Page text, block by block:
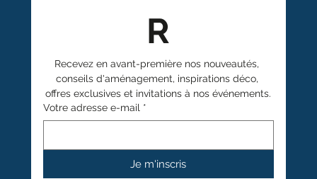
R
Recevez en avant-première nos nouveautés,
conseils d'aménagement, inspirations déco,
offres exclusives et invitations à nos événements.
Votre adresse e-mail *
Je m'inscris